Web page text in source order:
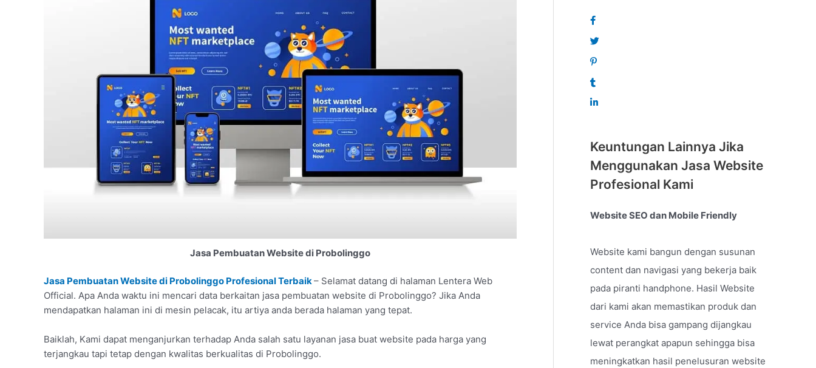
Jasa Pembuatan Website di Probolinggo
Jasa Pembuatan Website di Probolinggo Profesional Terbaik– Selamat datang di halaman Lentera Web
Official. Apa Anda waktu ini mencari data berkaitan jasa pembuatan website di Probolinggo? Jika Anda
mendapatkan halaman ini di mesin pelacak, itu artiya anda berada halaman yang tepat.
Baiklah, Kami dapat menganjurkan terhadap Anda salah satu layanan jasa buat website pada harga yang
terjangkau tapi tetap dengan kwalitas berkualitas di Probolinggo.
Keuntungan Lainnya Jika
Menggunakan Jasa Website
Profesional Kami
Website SEO dan Mobile Friendly
Website kami bangun dengan susunan
content dan navigasi yang bekerja baik
pada piranti handphone. Hasil Website
dari kami akan memastikan produk dan
service Anda bisa gampang dijangkau
lewat perangkat apapun sehingga bisa
meningkatkan hasil penelusuran website